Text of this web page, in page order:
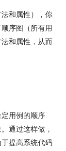
和属性），你
序图（所有用
和属性，从而
用例的顺序
通过这样做，
提高系统代码